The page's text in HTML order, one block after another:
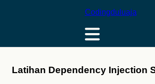
Codingduluaja
Latihan Dependency Injection